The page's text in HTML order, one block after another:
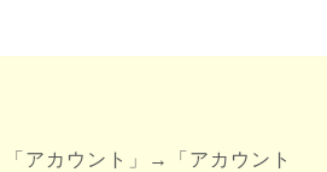
アカウント」→「アカウント